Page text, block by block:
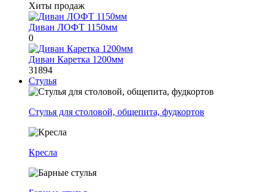
Хиты продаж
Диван ЛОФТ 1150мм
0
Диван Каретка 1200мм
31894
Стулья
Стулья для столовой, общепита, фудкортов
Кресла